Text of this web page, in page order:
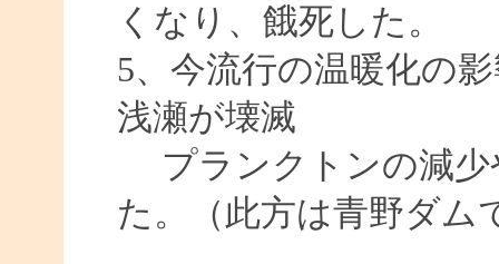
くなり、餓死した。
5、今流行の温暖化の
浅瀬が壊滅
プランクトンの減少
た。（此方は青野ダム